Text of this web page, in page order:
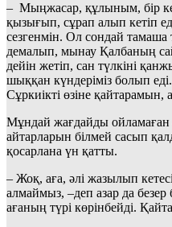
– Мыңжасар, құлыным, бір
қызығып, сұрап алып кетіп
сезгенмін. Ол сондай
демалып, мынау Қалбаның
дейін жетіп, сан түлкіні
шыққан күндеріміз болып
Сұркиікті өзіне қайтарамын,
Мұндай жағдайды ойламаған
айтарларын білмей сасып
қосарлана үн қатты.
– Жоқ, аға, әлі жазылып
алмаймыз, –деп азар да
ағаның түрі көрінбейді.